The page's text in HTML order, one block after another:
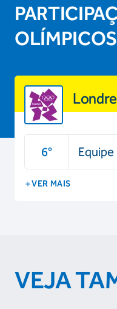
OLÍMPICOS
6°
VER MAIS
VEJA